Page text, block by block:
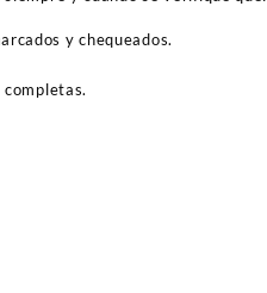
y chequeados.